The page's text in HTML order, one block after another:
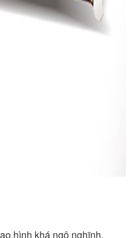
hình khá ngộ nghĩnh.